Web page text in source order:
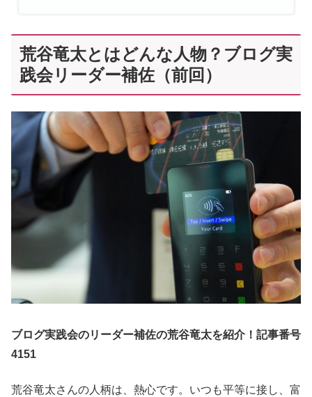
荒谷竜太とはどんな人物？ブログ実
践会リーダー補佐（前回）
ブログ実践会のリーダー補佐の荒谷竜太を紹介！記事番号
4151
荒谷竜太さんの人柄は、熱心です。いつも平等に接し、富